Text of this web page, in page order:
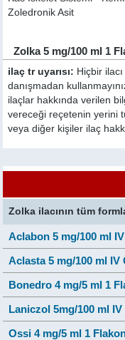
Zoledronik Asit
Zolka 5 mg/100 ml 1
ilaç tr uyarısı: Hiçbir
danışmadan
ilaçlar hakkında verilen
vereceği reçetenin yerini
veya diğer kişiler ilaç
Zolka ilacının tüm
Aclabon 5 mg/100 ml
Aclasta 5 mg/100 ml IV
Bonedro 4 mg/5 ml 1
Laniczol 5mg/100 ml
Ossi 4 mg/5 ml 1